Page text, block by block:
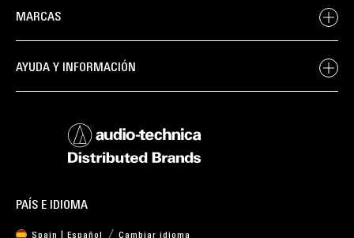
MARCAS
AYUDA Y INFORMACIÓN
PAÍS E IDIOMA
Spain | Español Cambiar idioma